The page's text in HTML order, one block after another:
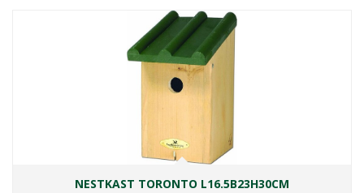
NESTKAST TORONTO L16.5B23H30CM